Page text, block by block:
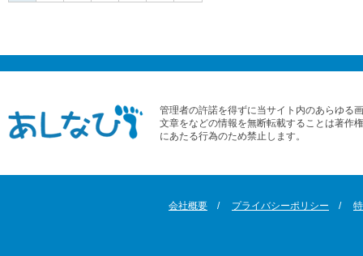
管理者の許諾を得ずに当サイト内のあらゆる
文章をなどの情報を無断転載することは著作
にあたる行為のため禁止します。
会社概要 プライバシーポリシー